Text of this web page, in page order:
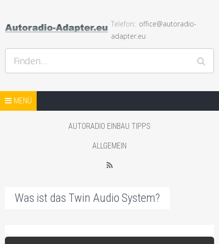
Hilfe bei Autoradios und der Installation und andere Hifi
Probleme, Radio Einbauhilfe und Anleitungen
Telefon
office@autoradio-
adapter.eu
Finden…
Springe zum Inhalt
MENÜ
AUTORADIO ADAPTER SHOP
AUTORADIO EINBAU TIPPS
ALLGEMEIN
RSS
Was ist das Twin Audio System?